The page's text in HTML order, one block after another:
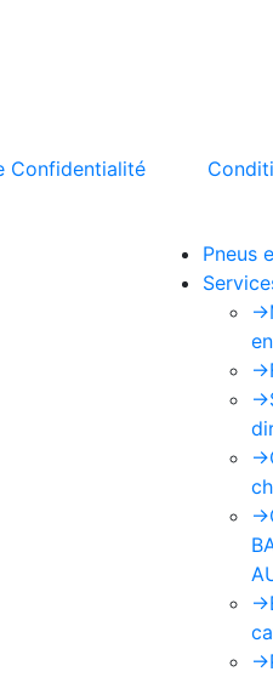
Confidentialité
Pneus
->
->
->
->
->
->
->